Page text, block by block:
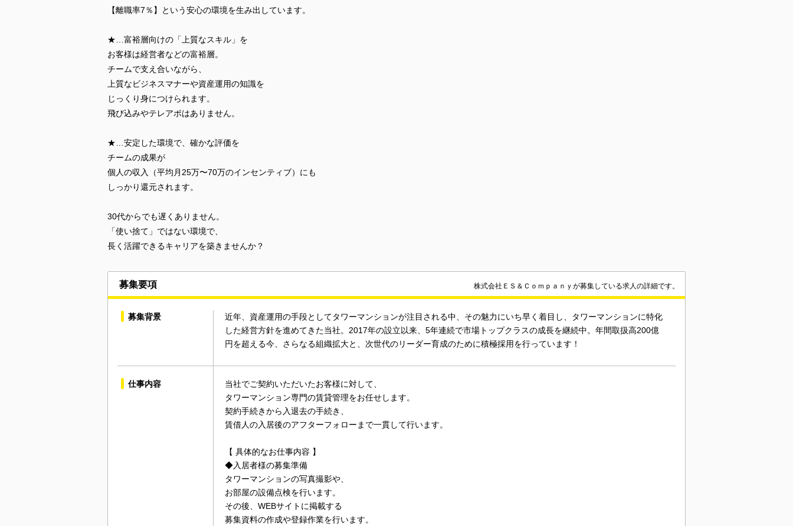
【離職率7％】という安心の環境を生み出しています。
★…富裕層向けの「上質なスキル」を
お客様は経営者などの富裕層。
チームで支え合いながら、
上質なビジネスマナーや資産運用の知識を
じっくり身につけられます。
飛び込みやテレアポはありません。
★…安定した環境で、確かな評価を
チームの成果が
個人の収入（平均月25万〜70万のインセンティブ）にも
しっかり還元されます。
30代からでも遅くありません。
「使い捨て」ではない環境で、
長く活躍できるキャリアを築きませんか？
募集要項 株式会社ＥＳ＆Ｃｏｍｐａｎｙが募集している求人の詳細です。
募集背景
近年、資産運用の手段としてタワーマンションが注目される中、その魅力にいち早く着目し、タワーマンションに特化
した経営方針を進めてきた当社。2017年の設立以来、5年連続で市場トップクラスの成長を継続中。年間取扱高200億
円を超える今、さらなる組織拡大と、次世代のリーダー育成のために積極採用を行っています！
仕事内容
当社でご契約いただいたお客様に対して、
タワーマンション専門の賃貸管理をお任せします。
契約手続きから入退去の手続き、
賃借人の入居後のアフターフォローまで一貫して行います。
【 具体的なお仕事内容 】
◆入居者様の募集準備
タワーマンションの写真撮影や、
お部屋の設備点検を行います。
その後、WEBサイトに掲載する
募集資料の作成や登録作業を行います。